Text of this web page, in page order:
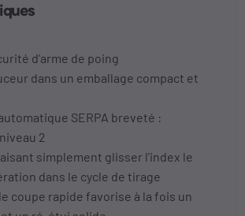
d'arme de poing
dans un emballage compact et
SERPA breveté :
2
simplement glisser l'index le
dans le cycle de tirage
coupe rapide favorise à la fois un